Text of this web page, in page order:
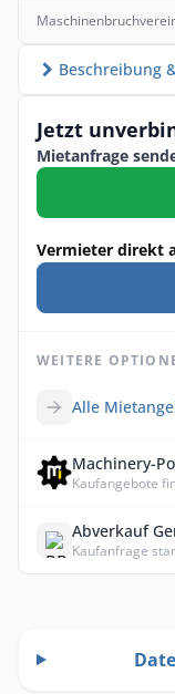
Beschreibung
Jetzt
Mietanfrage
Vermieter direkt
WEITERE
Alle
Machinery-
Kaufangebote
Abverkauf
Kaufanfrage